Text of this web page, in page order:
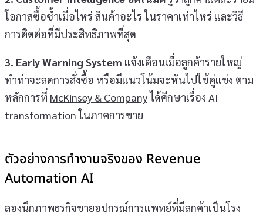
โอกาสซื้อซ้ำเมื่อไหร่ สินค้าอะไร ในราคาเท่าไหร่ และวิธี
การติดต่อที่มีประสิทธิภาพที่สุด
3. Early Warning System แจ้งเตือนเมื่อลูกค้ารายใหญ่
ทำท่าจะลดการสั่งซื้อ หรือมีแนวโน้มจะหันไปใช้คู่แข่ง ตาม
หลักการที่ McKinsey & Companyได้ศึกษาเรื่อง AI
transformation ในภาคการขาย
ตัวอย่างการทำงานจริงของ Revenue
Automation AI
ลองนึกภาพธุรกิจขายอุปกรณ์การแพทย์ที่มีลูกค้าเป็นโรง